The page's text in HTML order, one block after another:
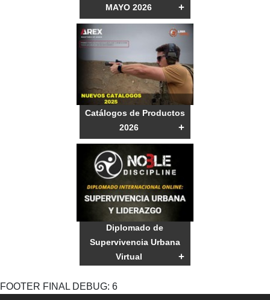
MAYO 2026
+
Catálogos de Productos
2026
+
Diplomado de
Supervivencia Urbana
Virtual
+
FOOTER FINAL DEBUG: 6